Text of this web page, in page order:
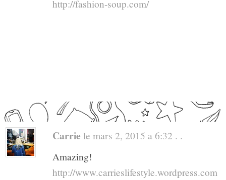
http://fashion-soup.com/
Carrie le mars 2, 2015 a 6:32 . .
Amazing!
http://www.carrieslifestyle.wordpress.com